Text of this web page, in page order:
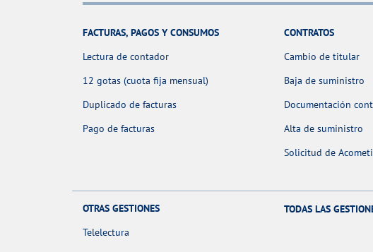
FACTURAS, PAGOS Y CONSUMOS
Lectura de contador
12 gotas (cuota fija mensual)
Duplicado de facturas
Pago de facturas
CONTRATOS
Cambio de titular
Baja de suministro
Documentación
Alta de suministro
Solicitud de
OTRAS GESTIONES
Telelectura
TODAS LAS